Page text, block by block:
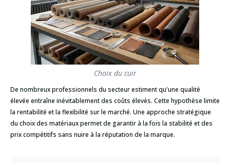
Choix du cuir
De nombreux professionnels du secteur estiment qu'une qualité
élevée entraîne inévitablement des coûts élevés. Cette hypothèse limite
la rentabilité et la flexibilité sur le marché. Une approche stratégique
du choix des matériaux permet de garantir à la fois la stabilité et des
prix compétitifs sans nuire à la réputation de la marque.